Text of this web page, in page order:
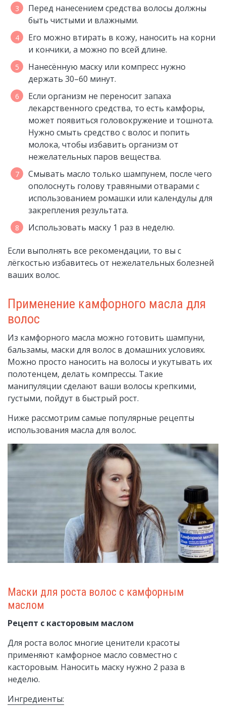
Перед нанесением средства волосы должны
быть чистыми и влажными.
Его можно втирать в кожу, наносить на корни
и кончики, а можно по всей длине.
Нанесённую маску или компресс нужно
держать 30–60 минут.
Если организм не переносит запаха
лекарственного средства, то есть камфоры,
может появиться головокружение и тошнота.
Нужно смыть средство с волос и попить
молока, чтобы избавить организм от
нежелательных паров вещества.
Смывать масло только шампунем, после чего
ополоснуть голову травяными отварами с
использованием ромашки или календулы для
закрепления результата.
Использовать маску 1 раз в неделю.
Если выполнять все рекомендации, то вы с
лёгкостью избавитесь от нежелательных болезней
ваших волос.
Применение камфорного масла для
волос
Из камфорного масла можно готовить шампуни,
бальзамы, маски для волос в домашних условиях.
Можно просто наносить на волосы и укутывать их
полотенцем, делать компрессы. Такие
манипуляции сделают ваши волосы крепкими,
густыми, пойдут в быстрый рост.
Ниже рассмотрим самые популярные рецепты
использования масла для волос.
Маски для роста волос с камфорным
маслом
Рецепт с касторовым маслом
Для роста волос многие ценители красоты
применяют камфорное масло совместно с
касторовым. Наносить маску нужно 2 раза в
неделю.
Ингредиенты: